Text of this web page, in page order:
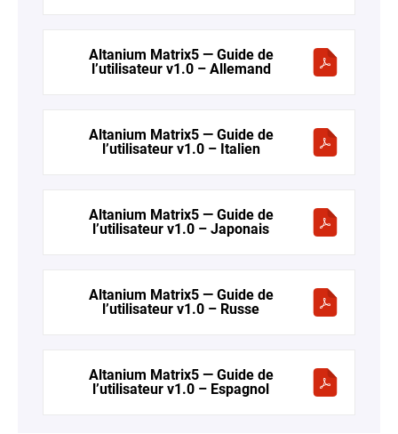
Altanium Matrix5 — Guide de
l’utilisateur v1.0 – Allemand
Altanium Matrix5 — Guide de
l’utilisateur v1.0 – Italien
Altanium Matrix5 — Guide de
l’utilisateur v1.0 – Japonais
Altanium Matrix5 — Guide de
l’utilisateur v1.0 – Russe
Altanium Matrix5 — Guide de
l’utilisateur v1.0 – Espagnol